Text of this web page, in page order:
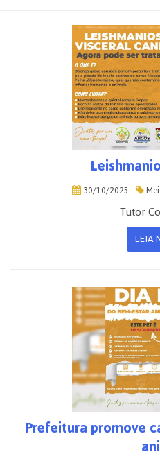
30/10/2025
Tutor
LEIA
Prefeitura promove